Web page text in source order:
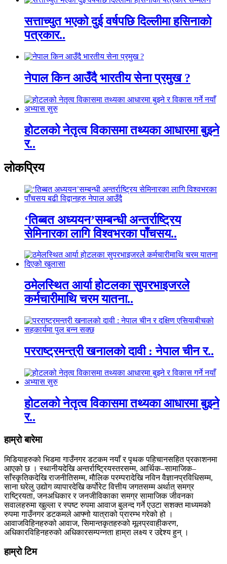
सत्ताच्युत भएको दुई वर्षपछि दिल्लीमा हसिनाको
पत्रकार..
नेपाल किन आउँदै भारतीय सेना प्रमुख ?
होटलको नेतृत्व विकासमा तथ्यका आधारमा बुझ्ने
र..
लाेकप्रिय
‘तिब्बत अध्ययन’सम्बन्धी अन्तर्राष्ट्रिय
सेमिनारका लागि विश्वभरका पाँचसय..
ठमेलस्थित आर्या होटलका सुपरभाइजरले
कर्मचारीमाथि चरम यातना..
परराष्ट्रमन्त्री खनालको दावी : नेपाल चीन र..
होटलको नेतृत्व विकासमा तथ्यका आधारमा बुझ्ने
र..
हाम्रो बारेमा
मिडियाहरुको भिडमा गाउँनगर डटकम नयाँ र पृथक पहिचानसहित प्रकाशनमा
आएको छ । स्थानीयदेखि अन्तर्राष्ट्रियस्तरसम्म, आर्थिक–सामाजिक–
साँस्कृतिकदेखि राजनीतिसम्म, मौलिक परम्परादेखि नविन वैज्ञानप्रविधिसम्म,
साना घरेलु उद्योग व्यापारदेखि कर्पोरेट वित्तीय जगतसम्म अर्थात् समग्र
राष्ट्रियता, जनअधिकार र जनजीविकाका समग्र सामाजिक जीवनका
सवालहरुमा खुल्ला र स्पष्ट रुपमा आवाज बुलन्द गर्ने एउटा सशक्त माध्यमको
रुपमा गाउँनगर डटकमले आफ्नो यात्राको प्रारम्भ गरेको हो ।
आवाजविहिनहरुको आवाज, सिमान्तकृतहरुको मूलप्रवाहीकरण,
अधिकारविहिनहरुको अधिकारसम्पन्नता हाम्रा लक्ष्य र उद्देश्य हुन् ।
हाम्राे टिम